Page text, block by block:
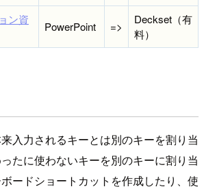
ン資
PowerPoint =>
Deckset（有
料）
入力されるキーとは別のキーを割り当
たに使わないキーを別のキーに割り当
ードショートカットを作成したり、使